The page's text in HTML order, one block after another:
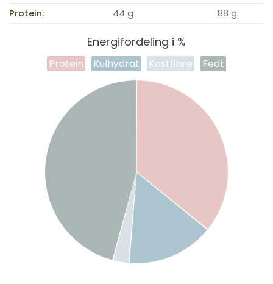
Protein:
44 g 88 g
Energifordeling i %
Protein Kulhydrat Kostfibre Fedt